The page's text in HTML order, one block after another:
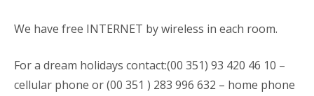
We have free INTERNET by wireless in each room.
For a dream holidays contact:(00 351) 93 420 46 10 –
cellular phone or (00 351 ) 283 996 632 – home phone